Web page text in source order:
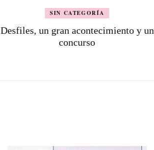
SIN CATEGORÍA
Desfiles, un gran acontecimiento y un
concurso